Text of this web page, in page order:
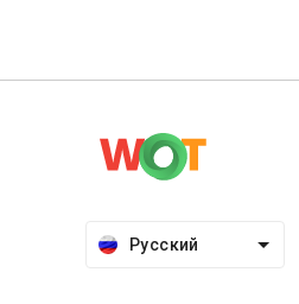
Русский